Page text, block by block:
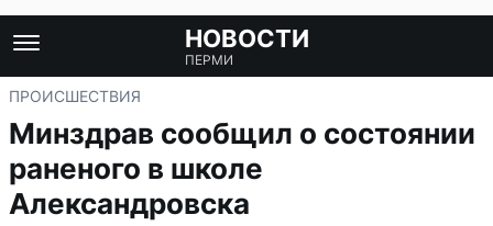
НОВОСТИ
ПЕРМИ
ПРОИСШЕСТВИЯ
Минздрав сообщил о состоянии
раненого в школе
Александровска